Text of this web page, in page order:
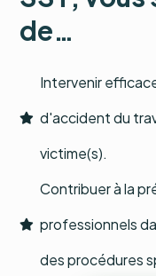
de…
Intervenir
d'accident du
victime(s).
Contribuer à la
professionnels
des procédures